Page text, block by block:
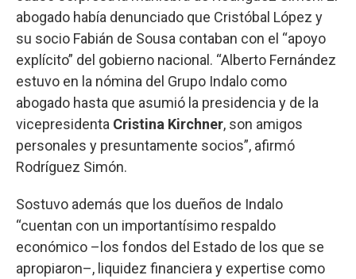
abogado había denunciado que Cristóbal López y
su socio Fabián de Sousa contaban con el “apoyo
explícito” del gobierno nacional. “Alberto Fernández
estuvo en la nómina del Grupo Indalo como
abogado hasta que asumió la presidencia y de la
vicepresidenta Cristina Kirchner, son amigos
personales y presuntamente socios”, afirmó
Rodríguez Simón.
Sostuvo además que los dueños de Indalo
“cuentan con un importantísimo respaldo
económico –los fondos del Estado de los que se
apropiaron–, liquidez financiera y expertise como